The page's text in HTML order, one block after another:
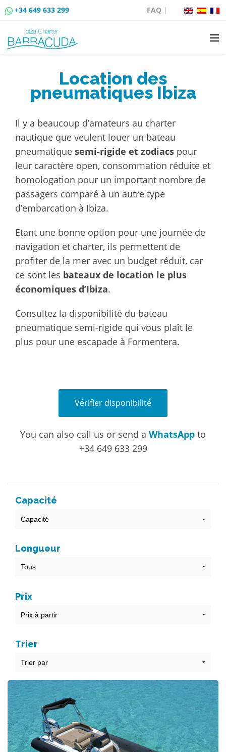
+34 649 633 299 FAQ|
VENTE DE BATEAUX
LOCATION DE AMARRAGES
ROUTES EN BATEAU
ÉVÉNEMENTS
BLOG
Location des
pneumatiques Ibiza
Il y a beaucoup d’amateurs au charter
nautique que veulent louer un bateau
pneumatique semi-rigide et zodiacs pour
leur caractère open, consommation réduite et
homologation pour un important nombre de
passagers comparé à un autre type
d’embarcation à Ibiza.
Etant une bonne option pour une journée de
navigation et charter, ils permettent de
profiter de la mer avec un budget réduit, car
ce sont les bateaux de location le plus
économiques d’Ibiza.
Consultez la disponibilité du bateau
pneumatique semi-rigide qui vous plaît le
plus pour une escapade à Formentera.
Vérifier disponibilité
You can also call us or send a WhatsApp to
+34 649 633 299
Capacité
Longueur
Prix
Trier